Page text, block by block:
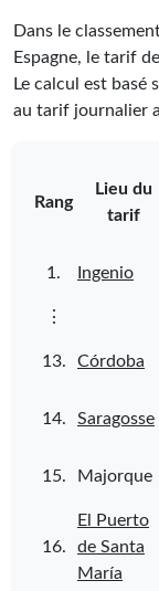
Dans le
Espagne, le tarif
Le calcul est
au tarif journalier
Rang
Lieu du
tarif
1. Ingenio
⋮
13. Córdoba
14. Saragosse
15. Majorque
16.
El Puerto
de Santa
María